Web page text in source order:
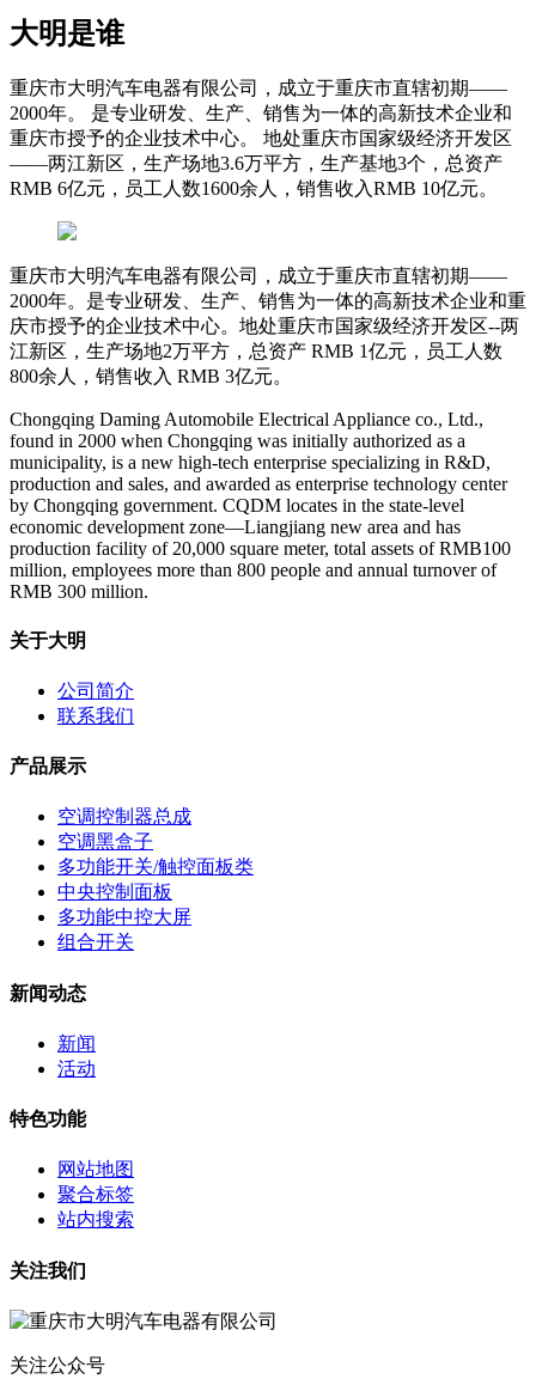
大明是谁
重庆市大明汽车电器有限公司，成立于重庆市直辖初期——
2000年。 是专业研发、生产、销售为一体的高新技术企业和
重庆市授予的企业技术中心。 地处重庆市国家级经济开发区
——两江新区，生产场地3.6万平方，生产基地3个，总资产
RMB 6亿元，员工人数1600余人，销售收入RMB 10亿元。
重庆市大明汽车电器有限公司，成立于重庆市直辖初期——
2000年。是专业研发、生产、销售为一体的高新技术企业和重
庆市授予的企业技术中心。地处重庆市国家级经济开发区--两
江新区，生产场地2万平方，总资产 RMB 1亿元，员工人数
800余人，销售收入 RMB 3亿元。
Chongqing Daming Automobile Electrical Appliance co., Ltd.,
found in 2000 when Chongqing was initially authorized as a
municipality, is a new high-tech enterprise specializing in R&D,
production and sales, and awarded as enterprise technology center
by Chongqing government. CQDM locates in the state-level
economic development zone—Liangjiang new area and has
production facility of 20,000 square meter, total assets of RMB100
million, employees more than 800 people and annual turnover of
RMB 300 million.
关于大明
公司简介
联系我们
产品展示
空调控制器总成
空调黑盒子
多功能开关/触控面板类
中央控制面板
多功能中控大屏
组合开关
新闻动态
新闻
活动
特色功能
网站地图
聚合标签
站内搜索
关注我们
关注公众号